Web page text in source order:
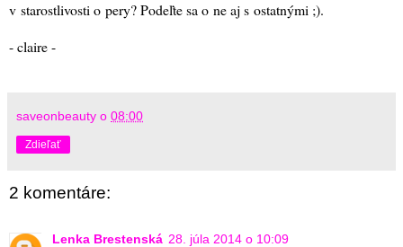
v starostlivosti o pery? Podeľte sa o ne aj s ostatnými ;).
- claire -
saveonbeauty o 08:00
Zdieľať
2 komentáre:
Lenka Brestenská 28. júla 2014 o 10:09